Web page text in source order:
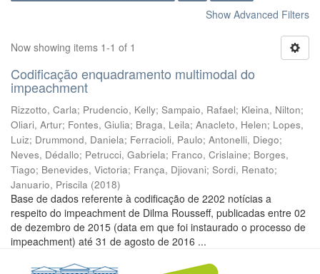
Show Advanced Filters
Now showing items 1-1 of 1
Codificação enquadramento multimodal do
impeachment
Rizzotto, Carla; Prudencio, Kelly; Sampaio, Rafael; Kleina, Nilton;
Oliari, Artur; Fontes, Giulia; Braga, Leila; Anacleto, Helen; Lopes,
Luiz; Drummond, Daniela; Ferracioli, Paulo; Antonelli, Diego;
Neves, Dédallo; Petrucci, Gabriela; Franco, Crislaine; Borges,
Tiago; Benevides, Victoria; França, Djiovani; Sordi, Renato;
Januario, Priscila (2018)
Base de dados referente à codificação de 2202 notícias a
respeito do impeachment de Dilma Rousseff, publicadas entre 02
de dezembro de 2015 (data em que foi instaurado o processo de
impeachment) até 31 de agosto de 2016 ...